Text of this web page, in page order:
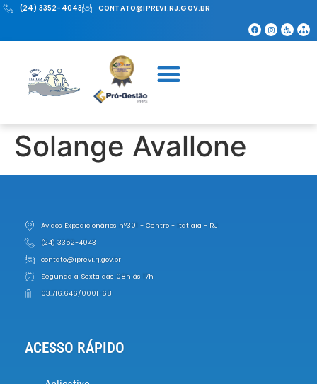
(24) 3352-4043 CONTATO@IPREVI.RJ.GOV.BR
Solange Avallone
Av dos Expedicionários nº301 - Centro - Itatiaia - RJ
(24) 3352-4043
contato@iprevi.rj.gov.br
Segunda a Sexta das 08h às 17h
03.716.646/0001-68
ACESSO RÁPIDO